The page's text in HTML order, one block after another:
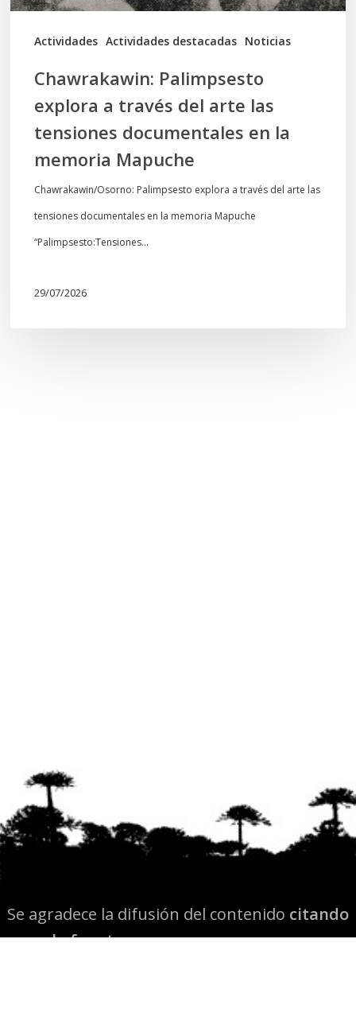
Actividades Actividades destacadas Noticias
tensiones
documentales
memoria
Mapuche
Chawrakawin: Palimpsesto
explora a través del arte las
tensiones documentales en la
memoria Mapuche
Chawrakawin/Osorno: Palimpsesto explora a través del arte las
tensiones documentales en la memoria Mapuche
“Palimpsesto:Tensiones…
29/07/2026
Se agradece la difusión del contenido citando
la fuente www.mapuexpress.org